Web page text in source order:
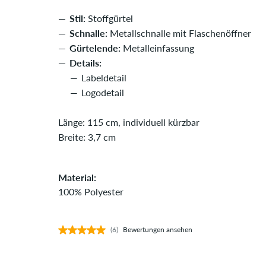
Stil: Stoffgürtel
Schnalle: Metallschnalle mit Flaschenöffner
Gürtelende: Metalleinfassung
Details:
Labeldetail
Logodetail
Länge: 115 cm, individuell kürzbar
Breite: 3,7 cm
Material:
100% Polyester
(6) Bewertungen ansehen